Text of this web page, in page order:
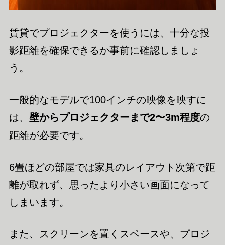
賃貸でプロジェクターを使うには、十分な投
影距離を確保できるか事前に確認しましょ
う。
一般的なモデルで100インチの映像を映すに
は、 壁からプロジェクターまで2〜3m程度の
距離が必要です。
6畳ほどの部屋では家具のレイアウト次第で距
離が取れず、思ったより小さい画面になって
しまいます。
また、スクリーンを置くスペースや、プロジ